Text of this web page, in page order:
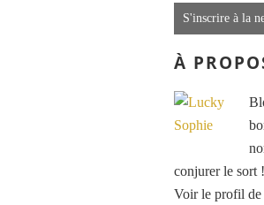
S'inscrire à la
À
conjurer le sort !
Voir le profil de